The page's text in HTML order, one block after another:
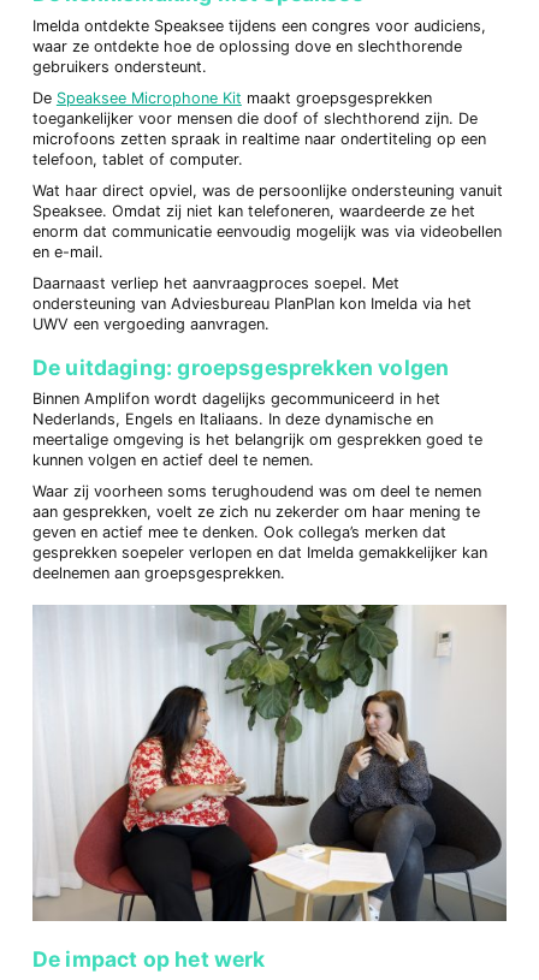
Imelda ontdekte Speaksee tijdens een congres voor audiciens,
waar ze ontdekte hoe de oplossing dove en slechthorende
gebruikers ondersteunt.
De Speaksee Microphone Kit maakt groepsgesprekken
toegankelijker voor mensen die doof of slechthorend zijn. De
microfoons zetten spraak in realtime naar ondertiteling op een
telefoon, tablet of computer.
Wat haar direct opviel, was de persoonlijke ondersteuning vanuit
Speaksee. Omdat zij niet kan telefoneren, waardeerde ze het
enorm dat communicatie eenvoudig mogelijk was via videobellen
en e-mail.
Daarnaast verliep het aanvraagproces soepel. Met
ondersteuning van Adviesbureau PlanPlan kon Imelda via het
UWV een vergoeding aanvragen.
De uitdaging: groepsgesprekken volgen
Binnen Amplifon wordt dagelijks gecommuniceerd in het
Nederlands, Engels en Italiaans. In deze dynamische en
meertalige omgeving is het belangrijk om gesprekken goed te
kunnen volgen en actief deel te nemen.
Waar zij voorheen soms terughoudend was om deel te nemen
aan gesprekken, voelt ze zich nu zekerder om haar mening te
geven en actief mee te denken. Ook collega’s merken dat
gesprekken soepeler verlopen en dat Imelda gemakkelijker kan
deelnemen aan groepsgesprekken.
De impact op het werk